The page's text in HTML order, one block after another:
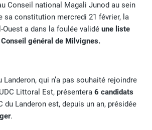
Conseil national Magali Junod au sein
sa constitution mercredi 21 février, la
a dans la foulée validé une liste
général de Milvignes.
Landeron, qui n’a pas souhaité rejoindre
Littoral Est, présentera 6 candidats
du Landeron est, depuis un an, présidée
.